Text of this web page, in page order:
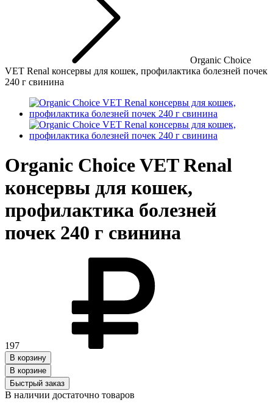
Organic Сhoice
VET Renal консервы для кошек, профилактика болезней почек
240 г свинина
Organic Сhoice VET Renal
консервы для кошек,
профилактика болезней
почек 240 г свинина
197
В корзину
В корзинe
Быстрый заказ
В наличии достаточно товаров